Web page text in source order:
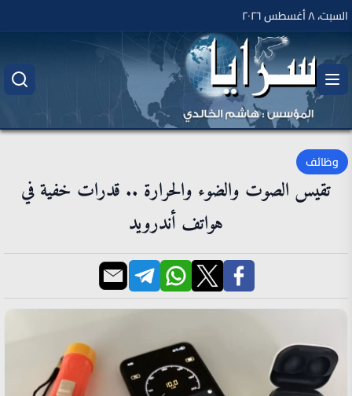
السبت، ٨ أغسطس ٢٠٢٦
وظائف
تقيس الصوت والضوء والحرارة .. قدرات خفية في
هواتف أندرويد